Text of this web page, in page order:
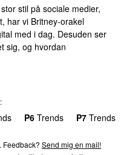
stil på sociale medier,
har vi Britney-orakel
med i dag. Desuden ser
sig, og hvordan
P6 Trends P7 Trends
. Feedback? Send mig en mail!